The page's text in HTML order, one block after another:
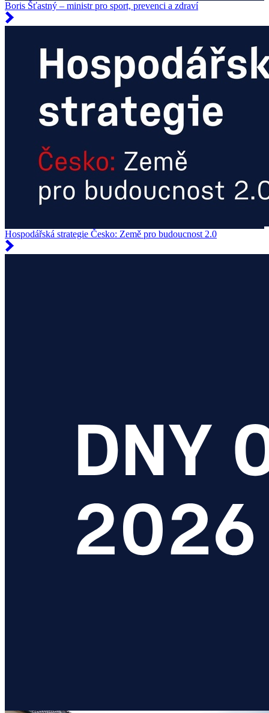
Boris Šťastný – ministr pro sport, prevenci a zdraví
Hospodářská strategie Česko: Země pro budoucnost 2.0